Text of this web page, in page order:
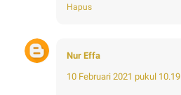
Hapus
Nur Effa
10 Februari 2021 pukul 10.19